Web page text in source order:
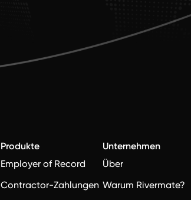
Produkte
Employer of Record
Contractor-Zahlungen
Unternehmen
Über
Warum Rivermate?